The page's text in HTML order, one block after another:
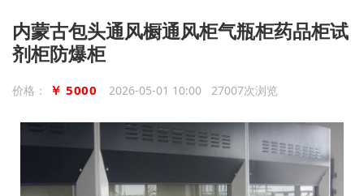
内蒙古包头通风橱通风柜气瓶柜药品柜试
剂柜防爆柜
价格： ￥ 5000 2026-05-01 10:00 27007次浏览